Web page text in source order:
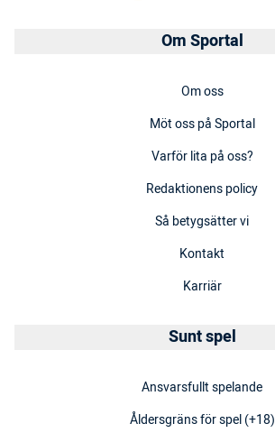
Om Sportal
Om oss
Möt oss på Sportal
Varför lita på oss?
Redaktionens policy
Så betygsätter vi
Kontakt
Karriär
Sunt spel
Ansvarsfullt spelande
Åldersgräns för spel (+18)